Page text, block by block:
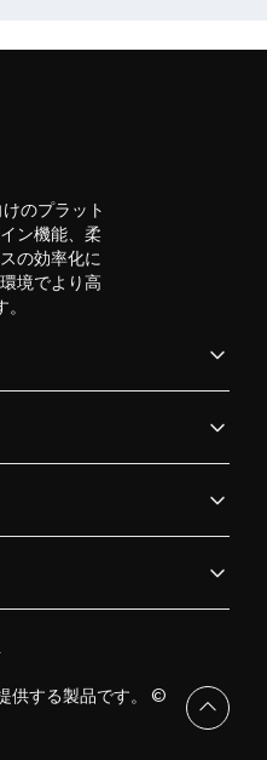
のプラット
ン機能、柔
の効率化に
境でより高
供する製品です。 ©